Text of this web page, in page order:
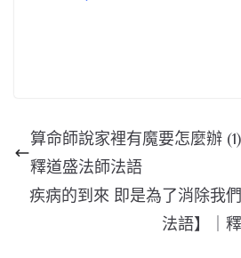
算命師說家裡有魔要怎麼辦
釋道盛法師法語
疾病的到來 即是為了消除我
法語】｜